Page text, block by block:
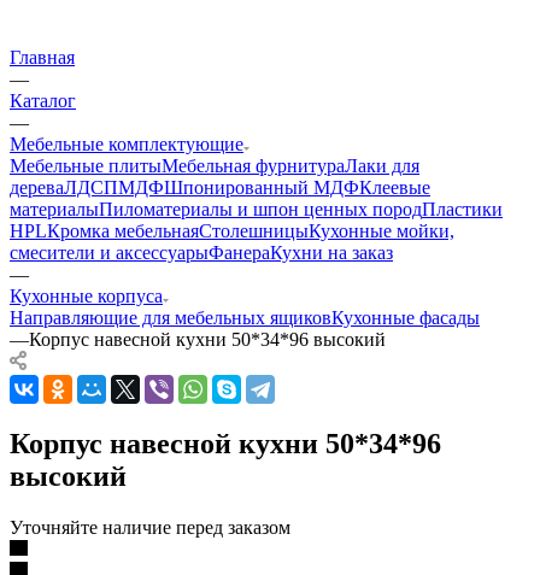
Главная
—
Каталог
—
Мебельные комплектующие
Мебельные плитыМебельная фурнитураЛаки для
дереваЛДСПМДФШпонированный МДФКлеевые
материалыПиломатериалы и шпон ценных породПластики
HPLКромка мебельнаяСтолешницыКухонные мойки,
смесители и аксессуарыФанераКухни на заказ
—
Кухонные корпуса
Направляющие для мебельных ящиковКухонные фасады
—Корпус навесной кухни 50*34*96 высокий
Корпус навесной кухни 50*34*96
высокий
Уточняйте наличие перед заказом